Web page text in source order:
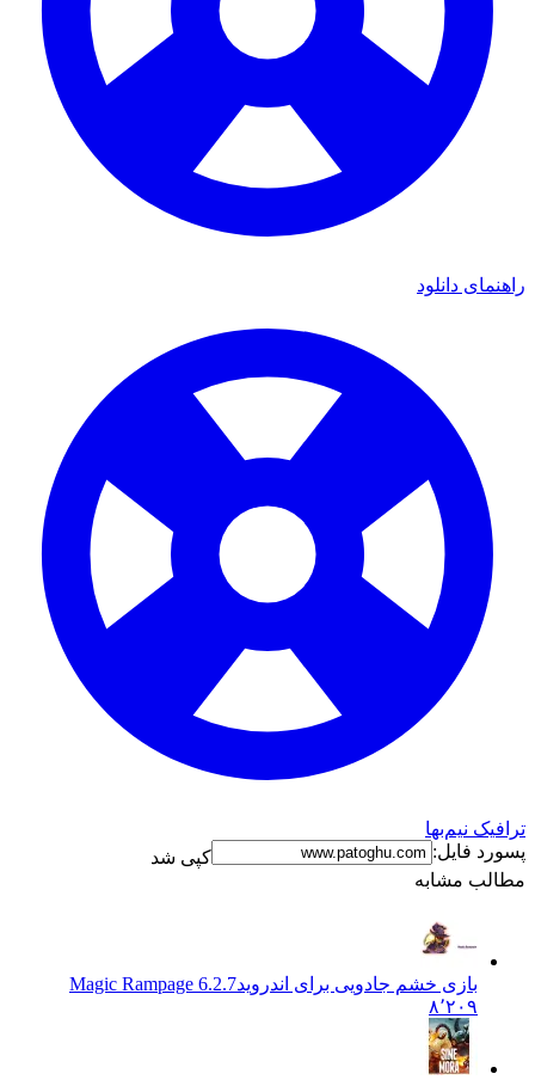
راهنمای دانلود
ترافیک نیم‌بها
پسورد فایل:
کپی شد
مطالب مشابه
بازی خشم جادویی برای اندروید6.2.7 Magic Rampage
۸٬۲۰۹